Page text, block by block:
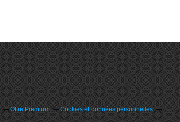
Offre Premium
Cookies et données personnelles